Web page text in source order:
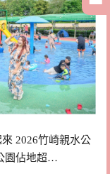
2026竹崎親水公
園佔地超…